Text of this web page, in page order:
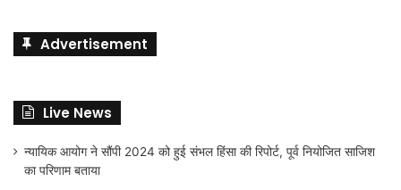
Advertisement
Live News
न्यायिक आयोग ने सौंपी 2024 को हुई संभल हिंसा की रिपोर्ट, पूर्व नियोजित साजिश
का परिणाम बताया